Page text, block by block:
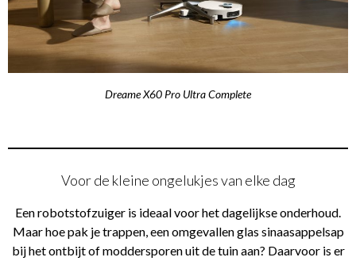
Dreame X60 Pro Ultra Complete
Voor de kleine ongelukjes van elke dag
Een robotstofzuiger is ideaal voor het dagelijkse onderhoud.
Maar hoe pak je trappen, een omgevallen glas sinaasappelsap
bij het ontbijt of moddersporen uit de tuin aan? Daarvoor is er